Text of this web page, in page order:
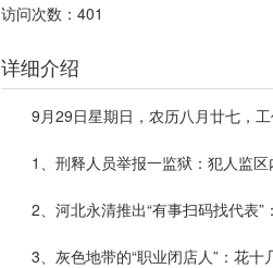
访问次数：401
详细介绍
9月29日星期日，农历八月廿七，
1、刑释人员举报一监狱：犯人监
2、河北永清推出“有事扫码找代表
3、灰色地带的“职业闭店人”：花